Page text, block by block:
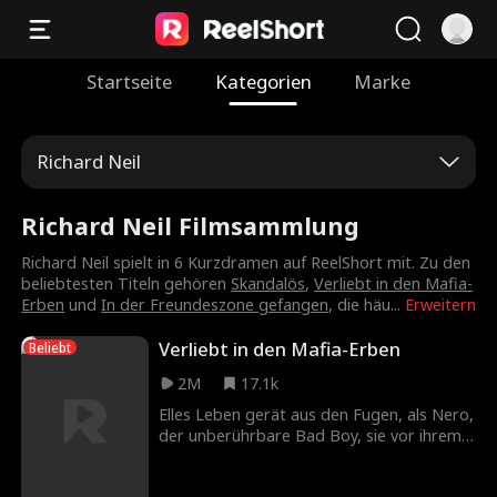
Startseite Kategorien Marke
Richard Neil
Richard Neil Filmsammlung
Erweitern
Richard Neil spielt in 6 Kurzdramen auf ReelShort mit. Zu den
beliebtesten Titeln gehörenSkandalös,Verliebt in den Mafia-
Erben undIn der Freundeszone gefangen, die häu...
Beliebt Verliebt in den Mafia-Erben
2M
17.1k
Elles Leben gerät aus den Fugen, als Nero,
der unberührbare Bad Boy, sie vor ihrem